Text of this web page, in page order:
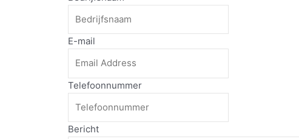
E-mail
Telefoonnummer
Bericht